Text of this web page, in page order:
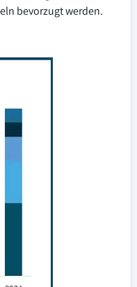
bevorzugt werden.